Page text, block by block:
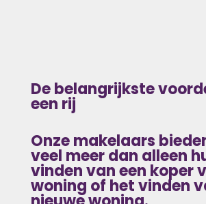
De belangrijkste
een rij
Onze makelaars
veel meer dan alleen
vinden van een koper
woning of het vinden